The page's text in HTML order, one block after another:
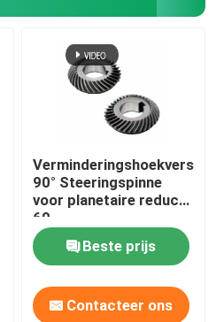
90° Steeringspinne
voor planetaire reducer
60
Beste prijs
Contacteer ons